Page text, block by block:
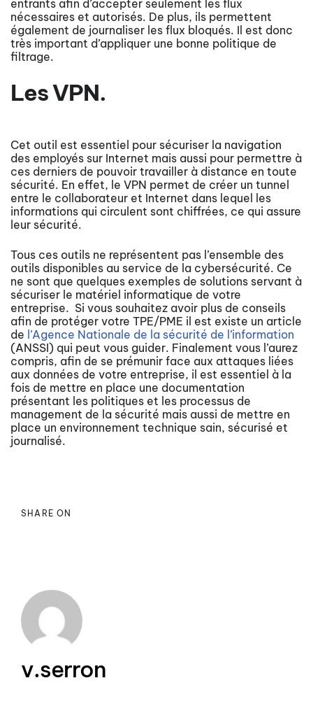
entrants afin d’accepter seulement les flux
nécessaires et autorisés. De plus, ils permettent
également de journaliser les flux bloqués. Il est donc
très important d’appliquer une bonne politique de
filtrage.
Les VPN.
Cet outil est essentiel pour sécuriser la navigation
des employés sur Internet mais aussi pour permettre à
ces derniers de pouvoir travailler à distance en toute
sécurité. En effet, le VPN permet de créer un tunnel
entre le collaborateur et Internet dans lequel les
informations qui circulent sont chiffrées, ce qui assure
leur sécurité.
Tous ces outils ne représentent pas l’ensemble des
outils disponibles au service de la cybersécurité. Ce
ne sont que quelques exemples de solutions servant à
sécuriser le matériel informatique de votre
entreprise. Si vous souhaitez avoir plus de conseils
afin de protéger votre TPE/PME il est existe un article
de l’Agence Nationale de la sécurité de l’information
(ANSSI) qui peut vous guider. Finalement vous l’aurez
compris, afin de se prémunir face aux attaques liées
aux données de votre entreprise, il est essentiel à la
fois de mettre en place une documentation
présentant les politiques et les processus de
management de la sécurité mais aussi de mettre en
place un environnement technique sain, sécurisé et
journalisé.
SHARE ON
v.serron